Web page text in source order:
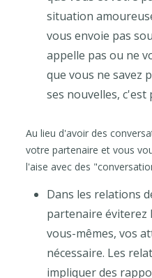
situation
vous envoie pas
appelle pas ou ne
que vous ne savez
ses nouvelles, c'est
Au lieu d'avoir des
votre partenaire et vous
l'aise avec des
Dans les relations
partenaire éviterez
vous-mêmes, vos
nécessaire. Les
impliquer des